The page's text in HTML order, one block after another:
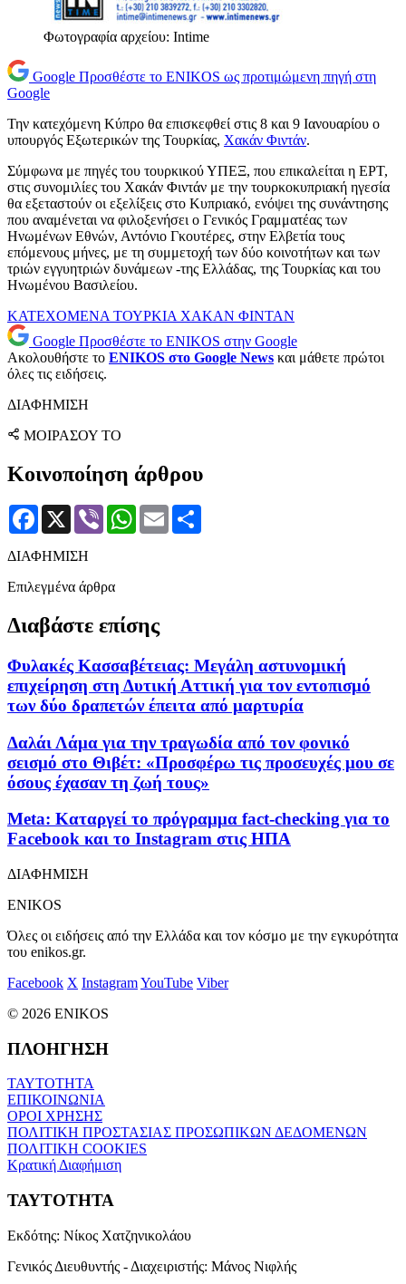
Φωτογραφία αρχείου: Intime
Google Προσθέστε το ENIKOS ως προτιμώμενη πηγή στη
Google
Την κατεχόμενη Κύπρο θα επισκεφθεί στις 8 και 9 Ιανουαρίου ο
υπουργός Εξωτερικών της Τουρκίας, Χακάν Φιντάν.
Σύμφωνα με πηγές του τουρκικού ΥΠΕΞ, που επικαλείται η ΕΡΤ,
στις συνομιλίες του Χακάν Φιντάν με την τουρκοκυπριακή ηγεσία
θα εξεταστούν οι εξελίξεις στο Κυπριακό, ενόψει της συνάντησης
που αναμένεται να φιλοξενήσει ο Γενικός Γραμματέας των
Ηνωμένων Εθνών, Αντόνιο Γκουτέρες, στην Ελβετία τους
επόμενους μήνες, με τη συμμετοχή των δύο κοινοτήτων και των
τριών εγγυητριών δυνάμεων -της Ελλάδας, της Τουρκίας και του
Ηνωμένου Βασιλείου.
ΚΑΤΕΧΟΜΕΝΑ ΤΟΥΡΚΙΑ ΧΑΚΑΝ ΦΙΝΤΑΝ
Google Προσθέστε το ENIKOS στην Google
Ακολουθήστε το ENIKOS στο Google News και μάθετε πρώτοι
όλες τις ειδήσεις.
ΔΙΑΦΗΜΙΣΗ
ΜΟΙΡΑΣΟΥ ΤΟ
Κοινοποίηση άρθρου
Facebook
X Viber WhatsApp
Email
ΔΙΑΦΗΜΙΣΗ
Επιλεγμένα άρθρα
Διαβάστε επίσης
Φυλακές Κασσαβέτειας: Μεγάλη αστυνομική
επιχείρηση στη Δυτική Αττική για τον εντοπισμό
των δύο δραπετών έπειτα από μαρτυρία
Δαλάι Λάμα για την τραγωδία από τον φονικό
σεισμό στο Θιβέτ: «Προσφέρω τις προσευχές μου σε
όσους έχασαν τη ζωή τους»
Meta: Καταργεί το πρόγραμμα fact-checking για το
Facebook και το Instagram στις ΗΠΑ
ΔΙΑΦΗΜΙΣΗ
ENIKOS
Όλες οι ειδήσεις από την Ελλάδα και τον κόσμο με την εγκυρότητα
του enikos.gr.
Facebook X InstagramYouTube Viber
© 2026 ENIKOS
ΠΛΟΗΓΗΣΗ
ΤΑΥΤΟΤΗΤΑ
ΕΠΙΚΟΙΝΩΝΙΑ
ΟΡΟΙ ΧΡΗΣΗΣ
ΠΟΛΙΤΙΚΗ ΠΡΟΣΤΑΣΙΑΣ ΠΡΟΣΩΠΙΚΩΝ ΔΕΔΟΜΕΝΩΝ
ΠΟΛΙΤΙΚΗ COOKIES
Κρατική Διαφήμιση
ΤΑΥΤΟΤΗΤΑ
Εκδότης: Νίκος Χατζηνικολάου
Γενικός Διευθυντής - Διαχειριστής: Μάνος Νιφλής